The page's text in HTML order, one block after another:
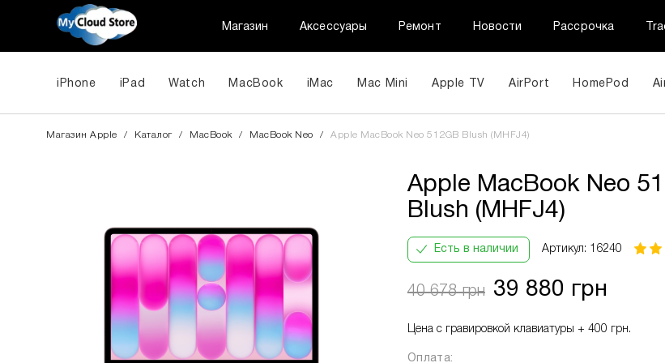
Магазин Аксессуары Ремонт Новости Рассрочка
iPhone iPad Watch MacBook iMac Mac Mini Apple TV AirPort HomePod
Магазин Apple / Каталог / MacBook / MacBook Neo / Apple MacBook Neo 512GB Blush (MHFJ4)
Apple MacBook Neo
Blush (MHFJ4)
Есть в наличии Артикул: 16240
40 678 грн 39 880 грн
Цена с гравировкой клавиатуры + 400 грн.
Оплата:
ПриватБанк
частинами
Кількість
3
9
12
грн